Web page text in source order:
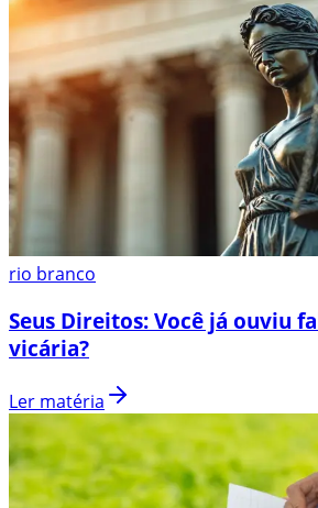
rio branco
Seus Direitos: Você já ouviu
vicária?
Ler matéria